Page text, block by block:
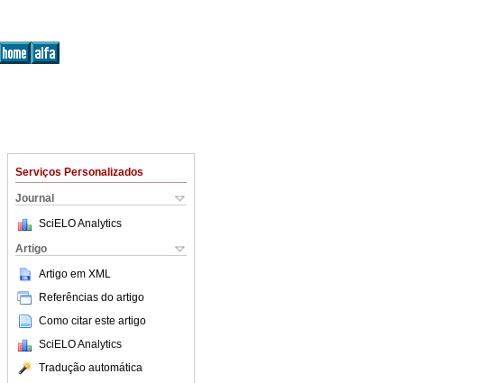
Serviços Personalizados
Journal
SciELO Analytics
Artigo
Artigo em XML
Referências do artigo
Como citar este artigo
SciELO Analytics
Tradução automática